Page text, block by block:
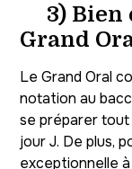
3) Bien
Grand
Le Grand Oral
notation au
se préparer
jour J. De plus,
exceptionnelle